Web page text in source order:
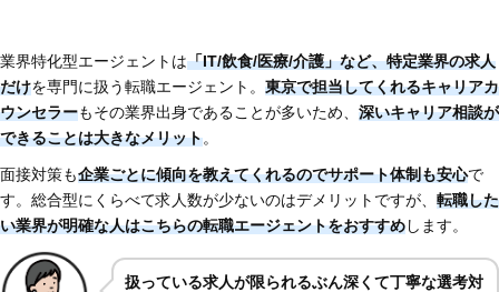
業界特化型エージェントは「IT/飲食/医療/介護」など、特定業界の求人
だけを専門に扱う転職エージェント。 東京で担当してくれるキャリアカ
ウンセラーもその業界出身であることが多いため、 深いキャリア相談が
できることは大きなメリット。
面接対策も企業ごとに傾向を教えてくれるのでサポート体制も安心で
す。総合型にくらべて求人数が少ないのはデメリットですが、 転職した
い業界が明確な人はこちらの転職エージェントをおすすめします。
扱っている求人が限られるぶん深くて丁寧な選考対